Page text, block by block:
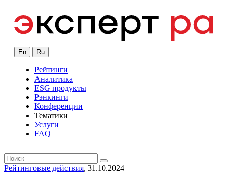
En Ru
Рейтинги
Аналитика
ESG продукты
Рэнкинги
Конференции
Тематики
Услуги
FAQ
Рейтинговые действия, 31.10.2024